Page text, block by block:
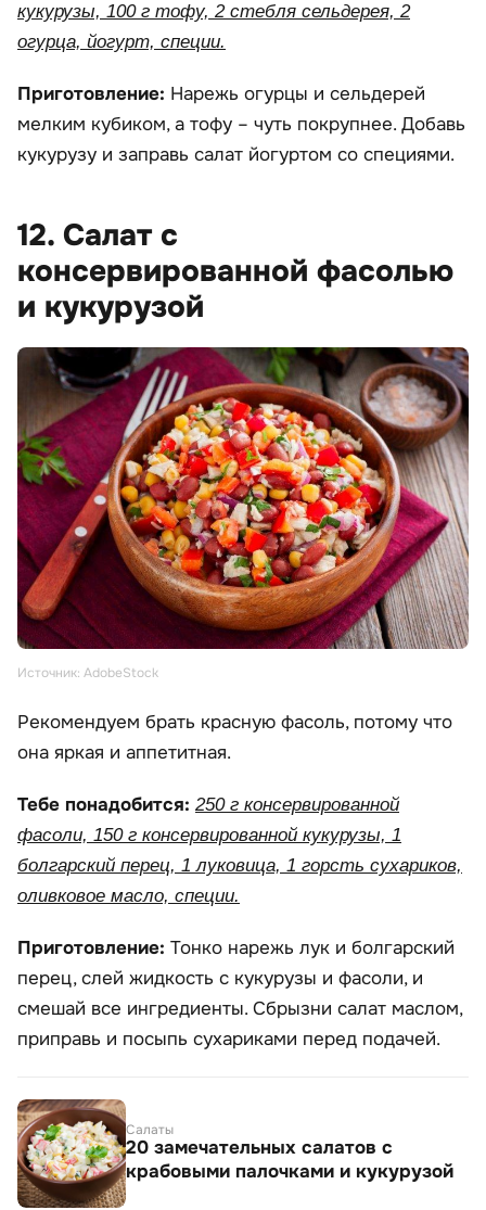
кукурузы, 100 г тофу, 2 стебля сельдерея, 2
огурца, йогурт, специи.
Приготовление: Нарежь огурцы и сельдерей
мелким кубиком, а тофу – чуть покрупнее. Добавь
кукурузу и заправь салат йогуртом со специями.
12. Салат с
консервированной фасолью
и кукурузой
Источник: AdobeStock
Рекомендуем брать красную фасоль, потому что
она яркая и аппетитная.
Тебе понадобится: 250 г консервированной
фасоли, 150 г консервированной кукурузы, 1
болгарский перец, 1 луковица, 1 горсть сухариков,
оливковое масло, специи.
Приготовление: Тонко нарежь лук и болгарский
перец, слей жидкость с кукурузы и фасоли, и
смешай все ингредиенты. Сбрызни салат маслом,
приправь и посыпь сухариками перед подачей.
Салаты
20 замечательных салатов с
крабовыми палочками и кукурузой